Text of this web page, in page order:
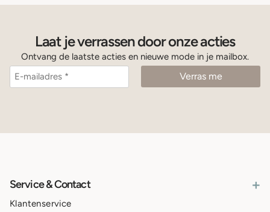
Laat je verrassen door onze acties
Ontvang de laatste acties en nieuwe mode in je mailbox.
Service & Contact +
Klantenservice